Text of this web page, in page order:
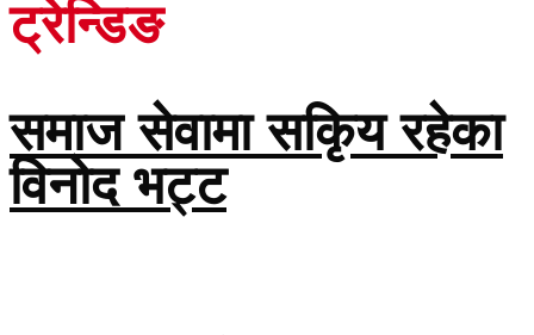
ट्रेन्डिङ
समाज सेवामा सकिृय रहेका
विनोद भट्ट